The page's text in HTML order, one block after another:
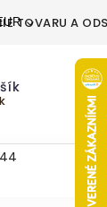
TOVARU A
KÚPEĽŇA